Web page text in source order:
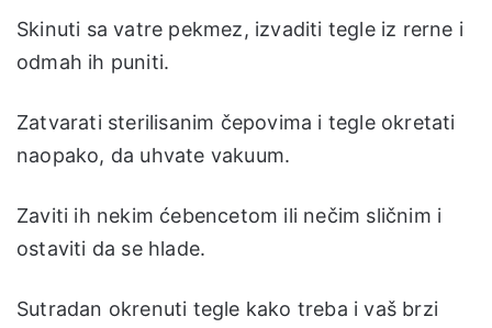
Skinuti sa vatre pekmez, izvaditi tegle iz rerne i
odmah ih puniti.
Zatvarati sterilisanim čepovima i tegle okretati
naopako, da uhvate vakuum.
Zaviti ih nekim ćebencetom ili nečim sličnim i
ostaviti da se hlade.
Sutradan okrenuti tegle kako treba i vaš brzi